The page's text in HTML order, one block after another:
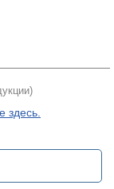
здесь.